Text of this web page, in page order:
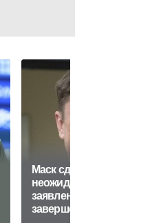
Маск сделал
неожиданное
заявление о
завершении СВО